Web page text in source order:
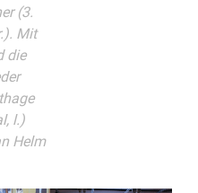
(3.
Mit
die
l.)
Helm